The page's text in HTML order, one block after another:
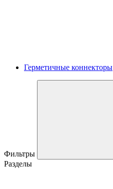
Герметичные коннекторы
Фильтры
Разделы